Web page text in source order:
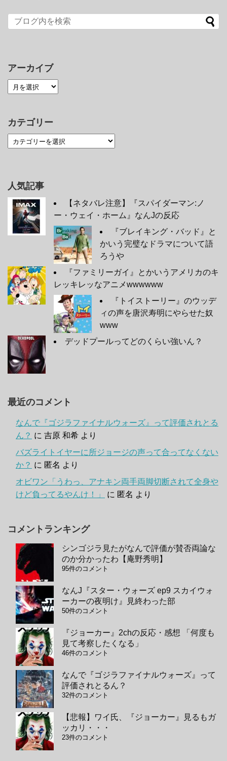
アーカイブ
カテゴリー
人気記事
【ネタバレ注意】『スパイダーマン:ノ
ー・ウェイ・ホーム』なんJの反応
『ブレイキング・バッド』と
かいう完璧なドラマについて語
ろうや
『ファミリーガイ』とかいうアメリカのキ
レッキレッなアニメwwwwww
『トイストーリー』のウッデ
ィの声を唐沢寿明にやらせた奴
www
デッドプールってどのくらい強いん？
最近のコメント
なんで『ゴジラファイナルウォーズ』って評価されとる
ん？ に 吉原 和希 より
バズライトイヤーに所ジョージの声って合ってなくない
か？ に 匿名 より
オビワン「うわっ、アナキン両手両脚切断されて全身や
けど負ってるやんけ！」
に 匿名 より
コメントランキング
シンゴジラ見たがなんで評価が賛否両論な
のか分かったわ【庵野秀明】
95件のコメント
なんJ『スター・ウォーズ ep9 スカイウォ
ーカーの夜明け』見終わった部
50件のコメント
『ジョーカー』2chの反応・感想 「何度も
見て考察したくなる」
46件のコメント
なんで『ゴジラファイナルウォーズ』って
評価されとるん？
32件のコメント
【悲報】ワイ氏、『ジョーカー』見るもガ
ッカリ・・・
23件のコメント